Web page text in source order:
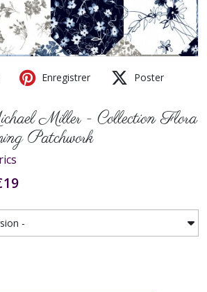
Enregistrer Poster
Miller - Collection Flora
Patchwork
19